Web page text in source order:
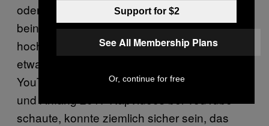
oder Recordjet, über den jeder seine Song
beinahe kostenlos bei Streamingdiensten
hochladen kann, ein billiges Musikvideo und
etwas Glück mit den Algorithmen bei
YouTube oder Instagram. Wer Ende 2016
und Anfang 2017 Rapvideos bei YouTube
schaute, konnte ziemlich sicher sein, das
Support for $2
See All Membership Plans
Or, continue for free